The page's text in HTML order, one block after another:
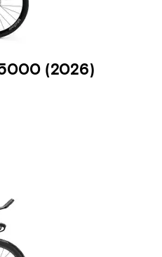
5000 (2026)